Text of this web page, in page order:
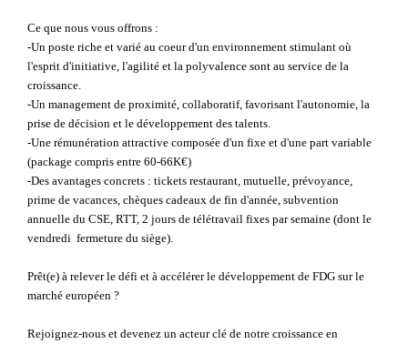
Ce que nous vous offrons :
-Un poste riche et varié au coeur d'un environnement stimulant où
l'esprit d'initiative, l'agilité et la polyvalence sont au service de la
croissance.
-Un management de proximité, collaboratif, favorisant l'autonomie, la
prise de décision et le développement des talents.
-Une rémunération attractive composée d'un fixe et d'une part variable
(package compris entre 60-66K€)
-Des avantages concrets : tickets restaurant, mutuelle, prévoyance,
prime de vacances, chèques cadeaux de fin d'année, subvention
annuelle du CSE, RTT, 2 jours de télétravail fixes par semaine (dont le
vendredi  fermeture du siège).
Prêt(e) à relever le défi et à accélérer le développement de FDG sur le
marché européen ?
Rejoignez-nous et devenez un acteur clé de notre croissance en